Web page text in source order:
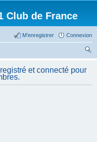
Club de France
Connexion
M’enregistrer
her
ch
et connecté pour